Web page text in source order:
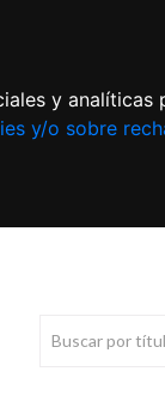
y
y/o sobre